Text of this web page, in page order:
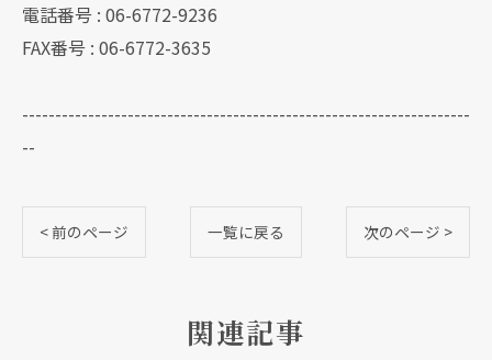
電話番号 : 06-6772-9236
FAX番号 : 06-6772-3635
--------------------------------------------------------------------
--
< 前のページ 一覧に戻る 次のページ >
関連記事